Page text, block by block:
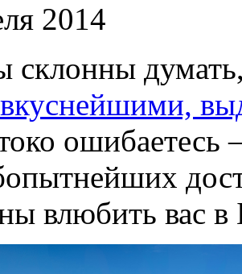
2014
склонны
вкуснейшими,
ошибаетесь
влюбить вас в